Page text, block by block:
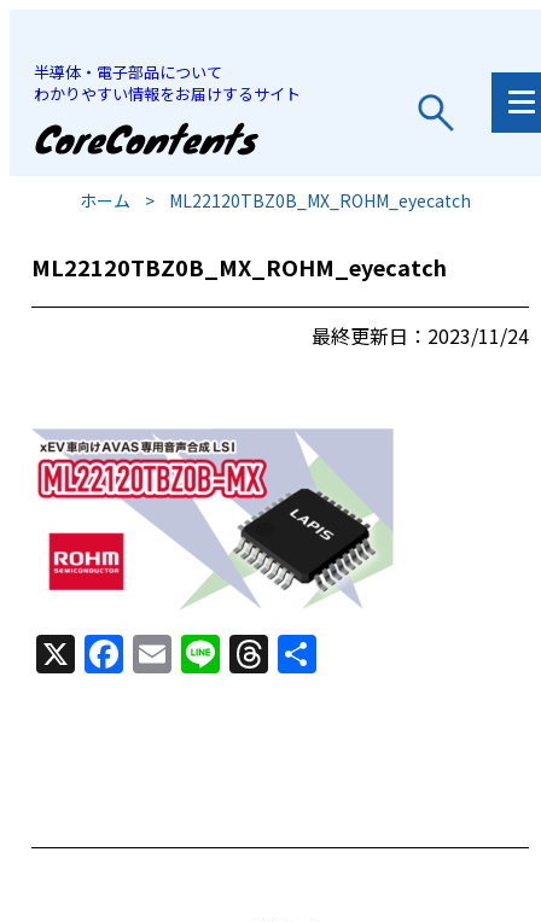
半導体・電子部品について
わかりやすい情報をお届けするサイト
JP
ホーム > ML22120TBZ0B_MX_ROHM_eyecatch
ML22120TBZ0B_MX_ROHM_eyecatch
最終更新日：2023/11/24
X F
a
o
E
m
Li
n
T
h
s